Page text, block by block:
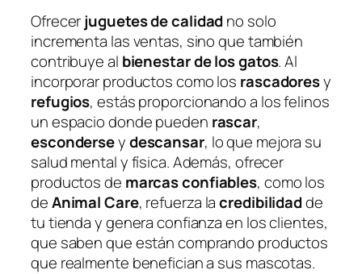
Ofrecerjuguetes de calidadno solo
incrementa las ventas, sino que también
contribuye al bienestar de los gatos. Al
incorporar productos como los rascadoresy
refugios, estás proporcionando a los felinos
un espacio donde pueden rascar,
esconderseydescansar, lo que mejora su
salud mental y física. Además, ofrecer
productos de marcas confiables, como los
deAnimal Care, refuerza lacredibilidadde
tu tienda y genera confianza en los clientes,
que saben que están comprando productos
que realmente benefician a sus mascotas.